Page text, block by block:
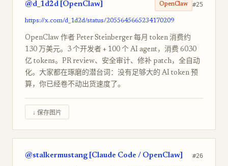
@d_1d2d [OpenClaw] OpenClaw #25
https://x.com/d_1d2d/status/2055645665234170209
OpenClaw 作者 Peter Steinberger 每月 token 消费约
130 万美元。3 个开发者 + 100 个 AI agent，消费 6030
亿 tokens。PR review、安全审计、修补 patch，全自动
化。大家都在琢磨的潜台词：没有足够大的 AI token 预
算，你已经卷不动出货速度了。
↓ 保存图片
@stalkermustang [Claude Code / OpenClaw] #26